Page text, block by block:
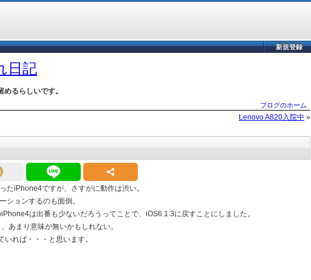
新規登録
日記
るらしいです。
ブログのホーム
Lenovo A820入院中 »
たiPhone4ですが、さすがに動作は渋い。
ションするのも面倒。
は出番も少ないだろうってことで、iOS6.1.3に戻すことにしました。
あまり意味が無いかもしれない。
れば・・・と思います。